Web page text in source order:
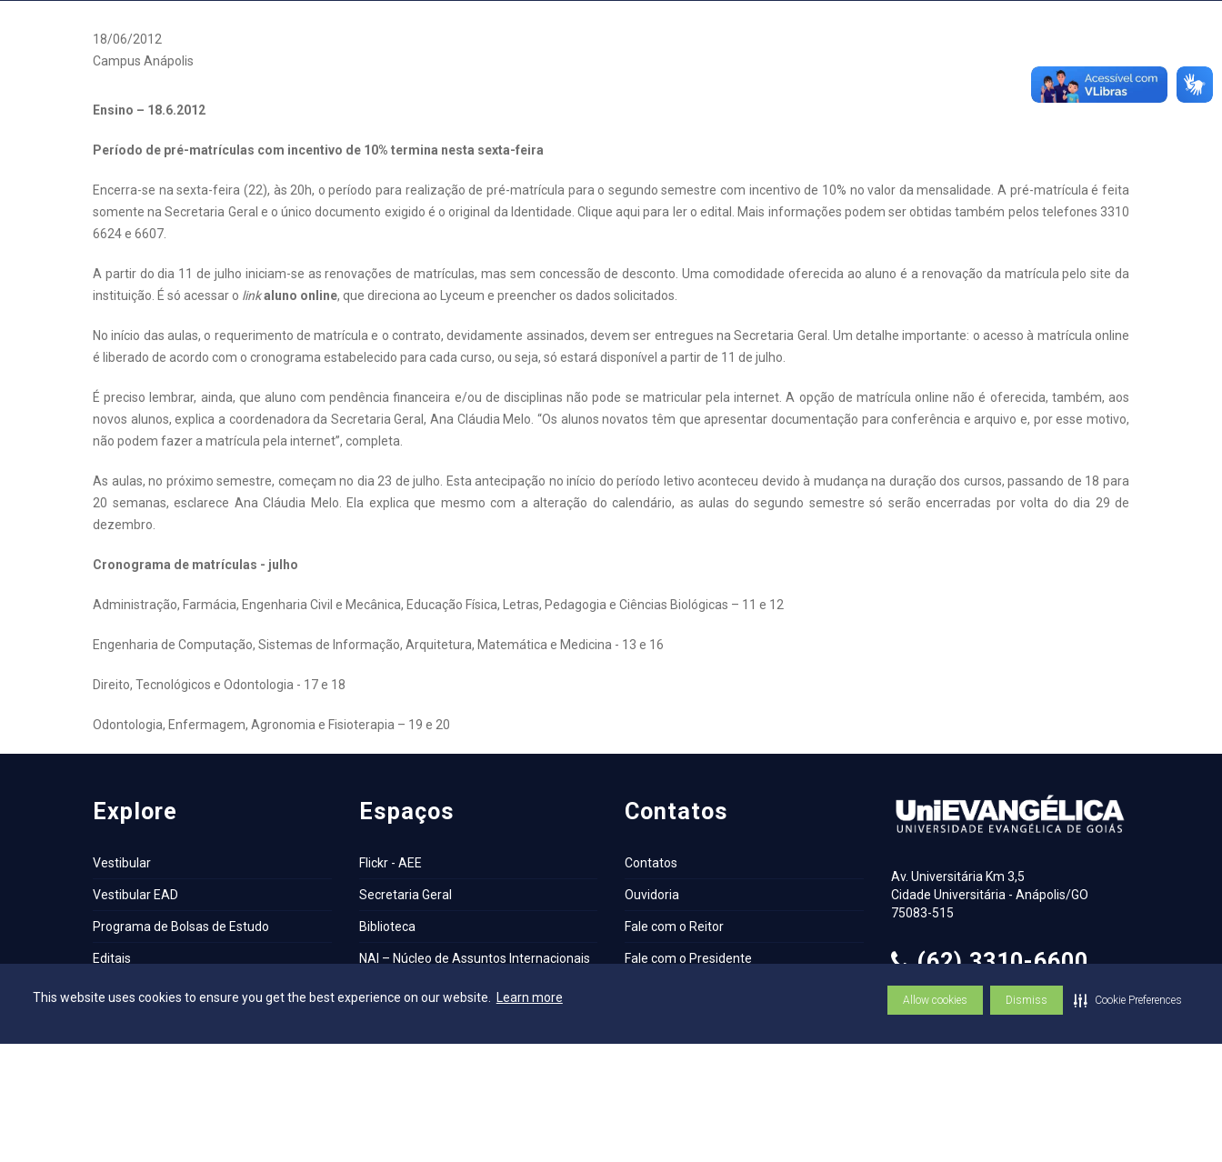
This website uses cookies to ensure you get the best experience on our website. Learn more Allow cookies Dismiss Cookie Preferences
18/06/2012
Campus Anápolis
Ensino – 18.6.2012
Período de pré-matrículas com incentivo de 10% termina nesta sexta-feira
Encerra-se na sexta-feira (22), às 20h, o período para realização de pré-matrícula para o segundo semestre com incentivo de 10% no valor da mensalidade. A pré-matrícula é feita
somente na Secretaria Geral e o único documento exigido é o original da Identidade. Clique aqui para ler o edital. Mais informações podem ser obtidas também pelos telefones 3310
6624 e 6607.
A partir do dia 11 de julho iniciam-se as renovações de matrículas, mas sem concessão de desconto. Uma comodidade oferecida ao aluno é a renovação da matrícula pelo site da
instituição. É só acessar o linkaluno online, que direciona ao Lyceum e preencher os dados solicitados.
No início das aulas, o requerimento de matrícula e o contrato, devidamente assinados, devem ser entregues na Secretaria Geral. Um detalhe importante: o acesso à matrícula online
é liberado de acordo com o cronograma estabelecido para cada curso, ou seja, só estará disponível a partir de 11 de julho.
É preciso lembrar, ainda, que aluno com pendência financeira e/ou de disciplinas não pode se matricular pela internet. A opção de matrícula online não é oferecida, também, aos
novos alunos, explica a coordenadora da Secretaria Geral, Ana Cláudia Melo. “Os alunos novatos têm que apresentar documentação para conferência e arquivo e, por esse motivo,
não podem fazer a matrícula pela internet”, completa.
As aulas, no próximo semestre, começam no dia 23 de julho. Esta antecipação no início do período letivo aconteceu devido à mudança na duração dos cursos, passando de 18 para
20 semanas, esclarece Ana Cláudia Melo. Ela explica que mesmo com a alteração do calendário, as aulas do segundo semestre só serão encerradas por volta do dia 29 de
dezembro.
Cronograma de matrículas - julho
Administração, Farmácia, Engenharia Civil e Mecânica, Educação Física, Letras, Pedagogia e Ciências Biológicas – 11 e 12
Engenharia de Computação, Sistemas de Informação, Arquitetura, Matemática e Medicina - 13 e 16
Direito, Tecnológicos e Odontologia - 17 e 18
Odontologia, Enfermagem, Agronomia e Fisioterapia – 19 e 20
Explore
Vestibular
Vestibular EAD
Programa de Bolsas de Estudo
Editais
Consulta Lista de Formandos
Anápolis
Espaços
Flickr - AEE
Secretaria Geral
Biblioteca
NAI – Núcleo de Assuntos Internacionais
Academia Escola
Contatos
Contatos
Ouvidoria
Fale com o Reitor
Fale com o Presidente
Av. Universitária Km 3,5
Cidade Universitária - Anápolis/GO
75083-515
(62) 3310-6600
(62) 3310-6684